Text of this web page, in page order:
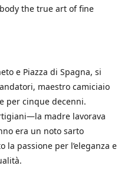
the true art of fine
e Piazza di Spagna, si
maestro camiciaio
per cinque decenni.
madre lavorava
era un noto sarto
passione per l’eleganza e